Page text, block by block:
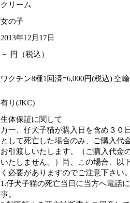
クリーム
女の子
2013年12月17日
－ 円（税込）
ワクチン8種1回済=6,000円(税込) 空
有り(JKC)
生体保証に関して
万一、仔犬子猫が購入日を含め３０
として死亡した場合のみ、ご購入代
お引渡しいたします。（ご購入代金
いたしません。）尚、この場合、以
く必要がありますのでご注意下さい。
1.仔犬子猫の死亡当日に当方へ電話
事。